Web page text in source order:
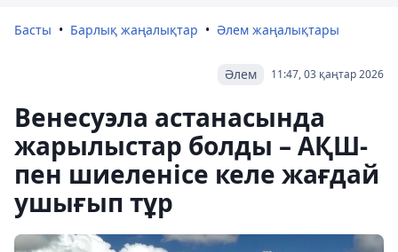
Басты Барлық жаңалықтар Әлем жаңалықтары
11:47, 03 қаңтар 2026
Әлем
Венесуэла астанасында
жарылыстар болды – АҚШ-
пен шиеленісе келе жағдай
ушығып тұр